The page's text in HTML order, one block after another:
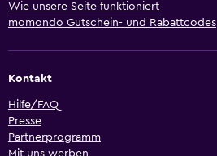
Wie unsere Seite funktioniert
momondo Gutschein- und Rabattcodes
Kontakt
Hilfe/FAQ
Presse
Partnerprogramm